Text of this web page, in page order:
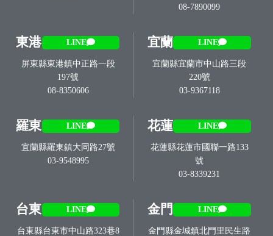
08-7890099
東港 LINE
屏東縣東港鎮中正路一段
197號
08-8350606
宜蘭 LINE
宜蘭縣宜蘭市中山路三段
220號
03-9367118
羅東 LINE
宜蘭縣羅東鎮大同路27號
03-9548995
花蓮 LINE
花蓮縣花蓮市國聯一路133
號
03-8339231
台東 LINE
台東縣台東市中山路323巷8
金門 LINE
金門縣金城鎮北門里民生路